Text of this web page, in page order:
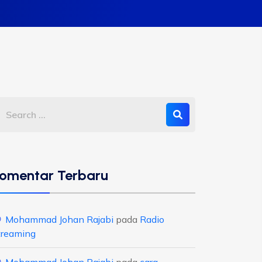
Terbaru
Mohammad Johan Rajabi pada Radio